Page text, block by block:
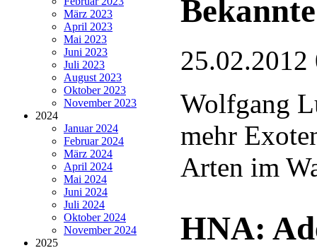
März 2023
April 2023
Mai 2023
Juni 2023
Juli 2023
August 2023
Oktober 2023
November 2023
2024
Januar 2024
Februar 2024
März 2024
April 2024
Mai 2024
Juni 2024
Juli 2024
Oktober 2024
November 2024
2025
Bekannte
25.02.2012
Wolfgang
mehr
Arten im
HNA: